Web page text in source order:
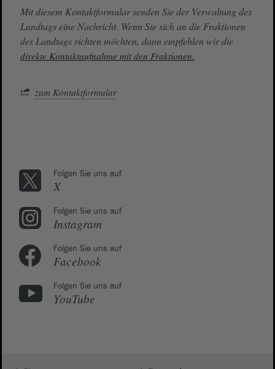
Mit diesem Kontaktformular senden Sie der Verwaltung des
Landtags eine Nachricht. Wenn Sie sich an die Fraktionen
des Landtags richten möchten, dann empfehlen wir die
direkte Kontaktaufnahme mit den Fraktionen.
zum Kontaktformular
Folgen Sie uns auf
X
Folgen Sie uns auf
Instagram
Folgen Sie uns auf
Facebook
Folgen Sie uns auf
YouTube